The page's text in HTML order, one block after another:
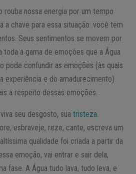
rouba nossa energia por um tempo
a chave para essa situação: você tem
Seus sentimentos se movem por
a gama de emoções que a Água
pode confundir as emoções (às quais
experiência e do amadurecimento)
a respeito dessas emoções.
seu desgosto, sua tristeza.
esbraveje, reze, cante, escreva um
qualidade foi criada a partir da
emoção, vai entrar e sair dela,
fase. A Água tudo lava, tudo leva, e